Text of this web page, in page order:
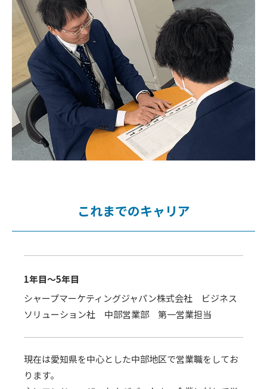
これまでのキャリア
1年目～5年目
シャープマーケティングジャパン株式会社 ビジネス
ソリューション社 中部営業部 第一営業担当
現在は愛知県を中心とした中部地区で営業職をしてお
ります。